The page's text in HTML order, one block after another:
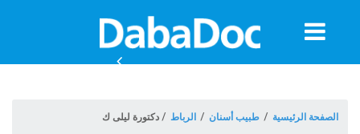
الصفحة الرئيسية / طبيب أسنان / الرباط / دكتورة ليلى ك
معلومات